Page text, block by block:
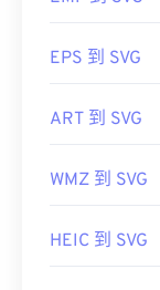
EPS 到 SVG
ART 到 SVG
WMZ 到 SVG
HEIC 到 SVG